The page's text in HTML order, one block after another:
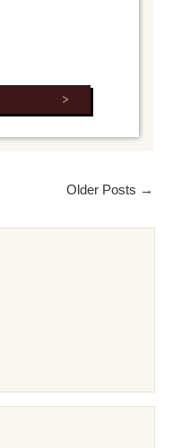
Older Posts →